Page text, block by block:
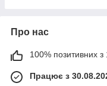
Про нас
100% позитивних з
Працює з